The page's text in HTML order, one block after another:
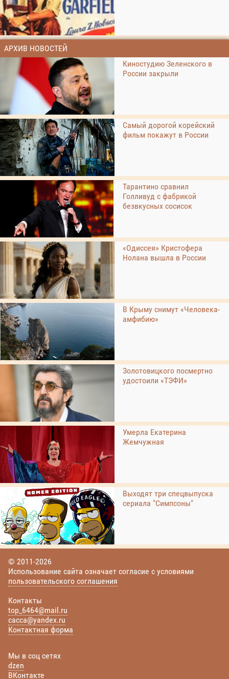
АРХИВ НОВОСТЕЙ
Киностудию Зеленского в
России закрыли
Самый дорогой корейский
фильм покажут в России
Тарантино сравнил
Голливуд с фабрикой
безвкусных сосисок
«Одиссея» Кристофера
Нолана вышла в России
В Крыму снимут «Человека-
амфибию»
Золотовицкого посмертно
удостоили «ТЭФИ»
Умерла Екатерина
Жемчужная
Выходят три спецвыпуска
сериала "Симпсоны"
© 2011-2026
Использование сайта означает согласие с условиями
пользовательского соглашения
Контакты
top_6464@mail.ru
cacca@yandex.ru
Контактная форма
Мы в соц сетях
dzen
ВКонтакте